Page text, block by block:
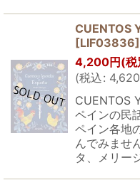
CUENTOS
[LIF03836]
4,200円 (税
(税込: 4,620
CUENTOS
ペインの民
ペイン各地
んでみませ
タ、メリー